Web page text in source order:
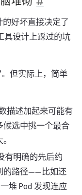
的好坏直接决定了
具设计上踩过的坑
但实际上，简单
描述加起来可能有
候选中挑一个最合
有明确的先后约
的路径——比如还
堆 Pod 发现连应